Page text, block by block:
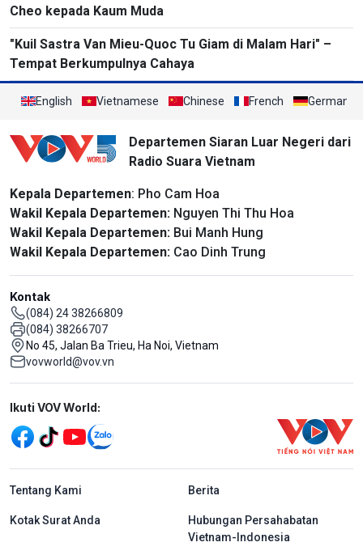
Cheo kepada Kaum Muda
"Kuil Sastra Van Mieu-Quoc Tu Giam di Malam Hari" –
Tempat Berkumpulnya Cahaya
English Vietnamese Chinese French German
Departemen Siaran Luar Negeri dari
Radio Suara Vietnam
Kepala Departemen: Pho Cam Hoa
Wakil Kepala Departemen: Nguyen Thi Thu Hoa
Wakil Kepala Departemen: Bui Manh Hung
Wakil Kepala Departemen: Cao Dinh Trung
Kontak
(084) 24 38266809
(084) 38266707
No 45, Jalan Ba Trieu, Ha Noi, Vietnam
vovworld@vov.vn
Mạng xã hội
Ikuti VOV World:
menu footer tiếng Indo
Tentang Kami Berita
Kotak Surat Anda
Hubungan Persahabatan
Vietnam-Indonesia